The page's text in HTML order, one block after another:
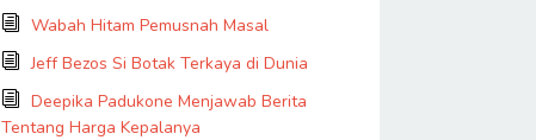
Wabah Hitam Pemusnah Masal
Jeff Bezos Si Botak Terkaya di Dunia
Deepika Padukone Menjawab Berita
Tentang Harga Kepalanya